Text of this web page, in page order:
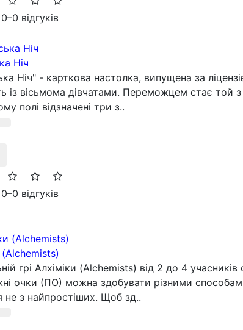
–0 відгуків
Ніч
Ніч" - карткова настолка, випущена за
із вісьмома дівчатами. Переможцем стає той
полі відзначені три з..
–0 відгуків
(Alchemists)
грі Алхіміки (Alchemists) від 2 до 4
очки (ПО) можна здобувати різними
не з найпростіших. Щоб зд..